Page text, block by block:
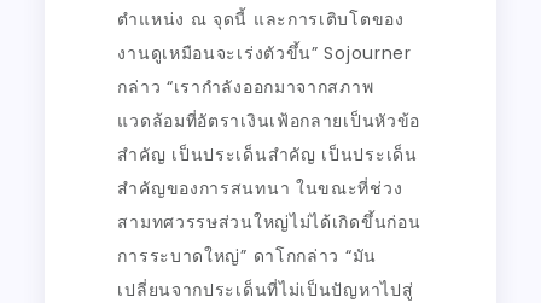
ตำแหน่ง ณ จุดนี้ และการเติบโตของ
งานดูเหมือนจะเร่งตัวขึ้น” Sojourner
กล่าว “เรากำลังออกมาจากสภาพ
แวดล้อมที่อัตราเงินเฟ้อกลายเป็นหัวข้อ
สำคัญ เป็นประเด็นสำคัญ เป็นประเด็น
สำคัญของการสนทนา ในขณะที่ช่วง
สามทศวรรษส่วนใหญ่ไม่ได้เกิดขึ้นก่อน
การระบาดใหญ่” ดาโกกล่าว “มัน
เปลี่ยนจากประเด็นที่ไม่เป็นปัญหาไปสู่